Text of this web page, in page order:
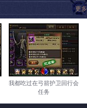
更多
我都吃过在弓箭护卫回行会
任务